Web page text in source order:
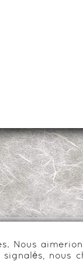
Nous
nous